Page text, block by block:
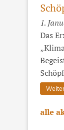
1.
Das
alle